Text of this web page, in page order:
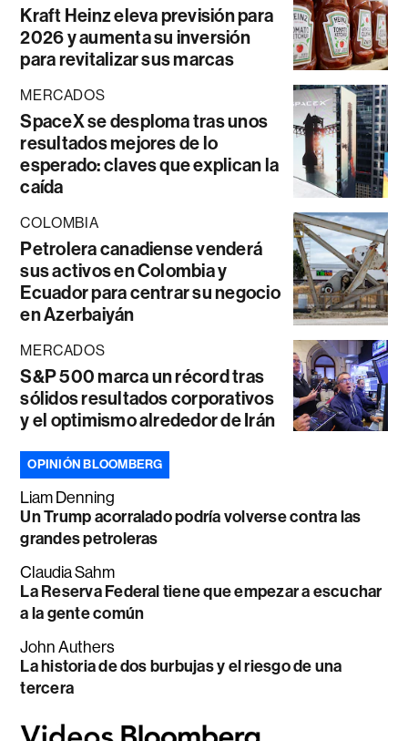
Kraft Heinz eleva previsión para
2026 y aumenta su inversión
para revitalizar sus marcas
MERCADOS
SpaceX se desploma tras unos
resultados mejores de lo
esperado: claves que explican la
caída
COLOMBIA
Petrolera canadiense venderá
sus activos en Colombia y
Ecuador para centrar su negocio
en Azerbaiyán
MERCADOS
S&P 500 marca un récord tras
sólidos resultados corporativos
y el optimismo alrededor de Irán
OPINIÓN BLOOMBERG
Liam Denning
Un Trump acorralado podría volverse contra las
grandes petroleras
Claudia Sahm
La Reserva Federal tiene que empezar a escuchar
a la gente común
John Authers
La historia de dos burbujas y el riesgo de una
tercera